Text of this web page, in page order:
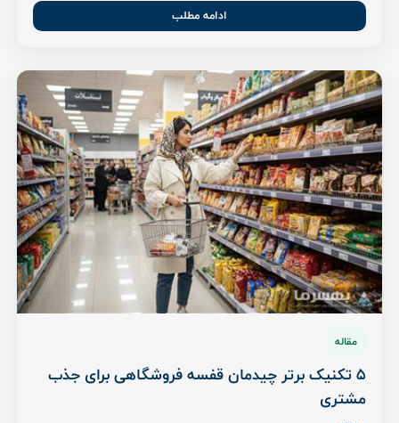
ادامه مطلب
مقاله
5 تکنیک برتر چیدمان قفسه فروشگاهی برای جذب
مشتری